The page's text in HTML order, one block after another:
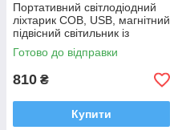
Портативний світлодіодний
ліхтарик COB, USB, магнітний
підвісний світильник із
вбудованим акумулятором
Готово до відправки
810 ₴
Купити